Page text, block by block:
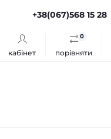
+38(067)568 15 28
кабінет порівняти
0